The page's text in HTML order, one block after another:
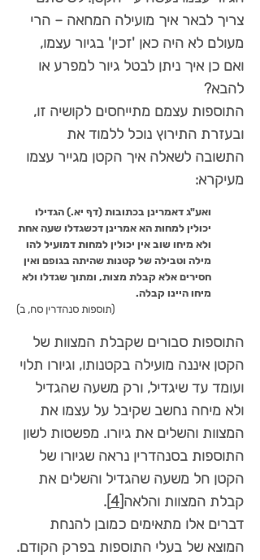
צריך לבאר איך מועילה המחאה – הרי
מעולם לא היה כאן 'זכין' בגיור עצמו,
ואם כן איך ניתן לבטל גיור למפרע או
להבא?
התוספות עצמם מתייחסים לקושיה זו,
ובעזרת התירוץ נוכל ללמוד את
התשובה לשאלה איך הקטן מגייר עצמו
מעיקרא:
ואע"ג דאמרינן בכתובות (דף יא.) הגדילו
יכולין למחות הא אמרינן דכשגדלו שעה אחת
ולא מיחו שוב אין יכולין למחות דמועיל להו
מילה וטבילה של קטנות שהיתה בגופם ואין
חסירים אלא קבלת מצות, ומתוך שגדלו ולא
מיחו היינו קבלה.
(תוספות סנהדרין סח, ב)
התוספות סבורים שקבלת המצוות של
הקטן איננה מועילה בקטנותו, וגיורו תלוי
ועומד עד שיגדיל, ורק משעה שהגדיל
ולא מיחה נחשב שקיבל על עצמו את
המצוות והשלים את גיורו. מפשטות לשון
התוספות בסנהדרין נראה שגיורו של
הקטן חל משעה שהגדיל והשלים את
קבלת המצוות והלאה
.
דברים אלו מתאימים כמובן להנחת
המוצא של בעלי התוספות בפרק הקודם.